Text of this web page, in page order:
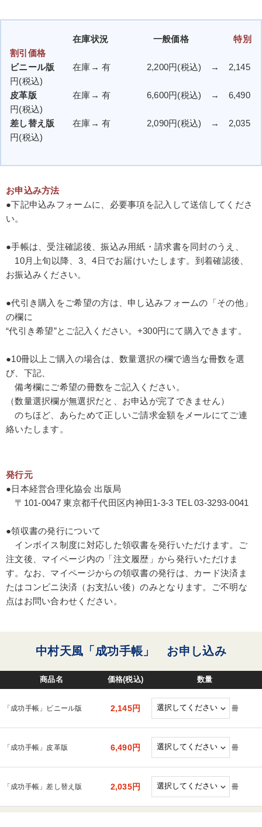
在庫状況 一般価格
特別
割引価格
ビニール版 在庫→ 有 2,200円(税込) → 2,145
円(税込)
皮革版 在庫→ 有 6,600円(税込) → 6,490
円(税込)
差し替え版 在庫→ 有 2,090円(税込) → 2,035
円(税込)
お申込み方法
●下記申込みフォームに、必要事項を記入して送信してくださ
い。
●手帳は、受注確認後、振込み用紙・請求書を同封のうえ、
10月上旬以降、3、4日でお届けいたします。到着確認後、
お振込みください。
●代引き購入をご希望の方は、申し込みフォームの「その他」
の欄に
“代引き希望”とご記入ください。+300円にて購入できます。
●10冊以上ご購入の場合は、数量選択の欄で適当な冊数を選
び、下記、
備考欄にご希望の冊数をご記入ください。
（数量選択欄が無選択だと、お申込が完了できません）
のちほど、あらためて正しいご請求金額をメールにてご連
絡いたします。
発行元
●日本経営合理化協会 出版局
〒101-0047 東京都千代田区内神田1-3-3 TEL 03-3293-0041
●領収書の発行について
インボイス制度に対応した領収書を発行いただけます。ご
注文後、マイページ内の「注文履歴」から発行いただけま
す。なお、マイページからの領収書の発行は、カード決済ま
たはコンビニ決済（お支払い後）のみとなります。ご不明な
点はお問い合わせください。
中村天風「成功手帳」 お申し込み
商品名 価格(税込) 数量
「成功手帳」ビニール版 2,145円 冊
「成功手帳」皮革版 6,490円 冊
「成功手帳」差し替え版 2,035円 冊